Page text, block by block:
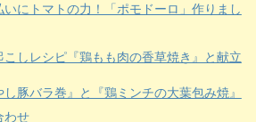
いにトマトの力！「ポモドーロ」作りまし
こしレシピ『鶏もも肉の香草焼き』と献立
し豚バラ巻』と『鶏ミンチの大葉包み焼』
わせ